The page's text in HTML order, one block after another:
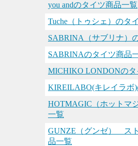
you andのタイツ商品一覧
Tuche（トゥシェ）のタ
SABRINA（サブリナ）
SABRINAのタイツ商品
MICHIKO LONDONのタ
KIREILABO(キレイラボ
HOTMAGIC（ホットマ
一覧
GUNZE（グンゼ） ス
品一覧